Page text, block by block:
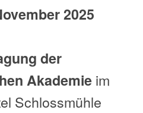
2025
der
Akademieim
Schlossmühle